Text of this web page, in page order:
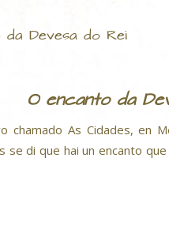
Devesa do Rei
O encanto da
chamado As Cidades, en
se di que hai un encanto